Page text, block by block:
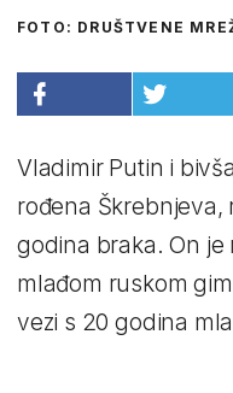
FOTO: DRUŠTVENE
Vladimir Putin i
rođena Škrebnjeva,
godina braka. On je
mlađom ruskom
vezi s 20 godina